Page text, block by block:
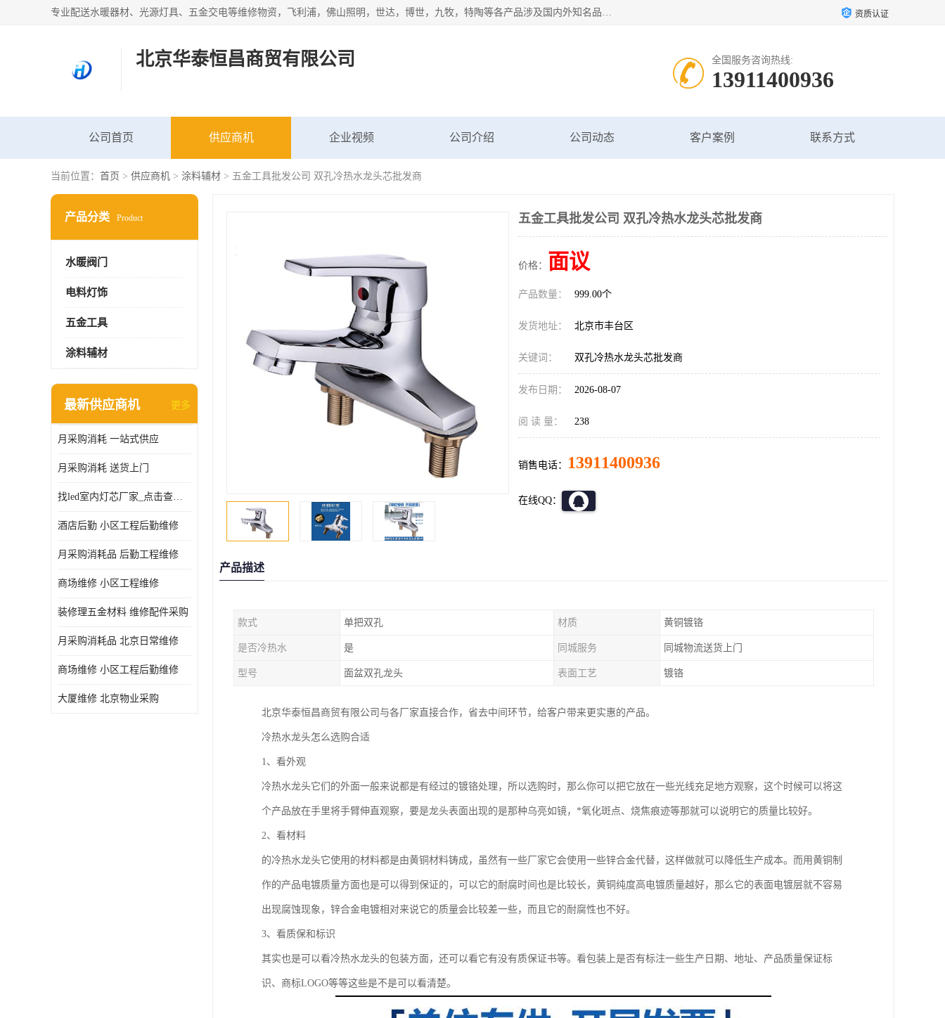
专业配送水暖器材、光源灯具、五金交电等维修物资，飞利浦，佛山照明，世达，博世，九牧，特陶等各产品涉及国内外知名品牌。公司专注与物业、学校、酒店、工厂等单位合作，提供一站式配送服务，降低客户综合成本。依托电子商务改变传统模式，以专业的团队为客户提供24H物资配送到达，货到月结、统一开票，便捷退换等服务，提高了企业的运营效率。 资质认证
北京华泰恒昌商贸有限公司 全国服务咨询热线:
13911400936
公司首页 供应商机 企业视频 公司介绍 公司动态 客户案例 联系方式
当前位置： 首页 > 供应商机 > 涂料辅材 > 五金工具批发公司 双孔冷热水龙头芯批发商
产品分类 Product
水暖阀门
电料灯饰
五金工具
涂料辅材
最新供应商机 更多
月采购消耗 一站式供应
月采购消耗 送货上门
找led室内灯芯厂家_点击查看更多
酒店后勤 小区工程后勤维修
月采购消耗品 后勤工程维修
商场维修 小区工程维修
装修理五金材料 维修配件采购
月采购消耗品 北京日常维修
商场维修 小区工程后勤维修
大厦维修 北京物业采购
五金工具批发公司 双孔冷热水龙头芯批发商
价格： 面议
产品数量： 999.00个
发货地址： 北京市丰台区
关键词： 双孔冷热水龙头芯批发商
发布日期： 2026-08-07
阅 读 量： 238
销售电话： 13911400936
在线QQ：
产品描述
款式 单把双孔 材质 黄铜镀铬
是否冷热水 是 同城服务 同城物流送货上门
型号 面盆双孔龙头 表面工艺 镀铬
北京华泰恒昌商贸有限公司与各厂家直接合作，省去中间环节，给客户带来更实惠的产品。
冷热水龙头怎么选购合适
1、看外观
冷热水龙头它们的外面一般来说都是有经过的镀铬处理，所以选购时，那么你可以把它放在一些光线充足地方观察，这个时候可以将这
个产品放在手里将手臂伸直观察，要是龙头表面出现的是那种乌亮如镜，*氧化斑点、烧焦痕迹等那就可以说明它的质量比较好。
2、看材料
的冷热水龙头它使用的材料都是由黄铜材料铸成，虽然有一些厂家它会使用一些锌合金代替，这样做就可以降低生产成本。而用黄铜制
作的产品电镀质量方面也是可以得到保证的，可以它的耐腐时间也是比较长，黄铜纯度高电镀质量越好，那么它的表面电镀层就不容易
出现腐蚀现象，锌合金电镀相对来说它的质量会比较差一些，而且它的耐腐性也不好。
3、看质保和标识
其实也是可以看冷热水龙头的包装方面，还可以看它有没有质保证书等。看包装上是否有标注一些生产日期、地址、产品质量保证标
识、商标LOGO等等这些是不是可以看清楚。